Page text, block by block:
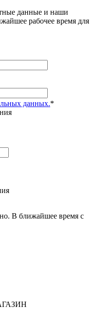
данные и наши
рабочее время для
данных.*
В ближайшее время с